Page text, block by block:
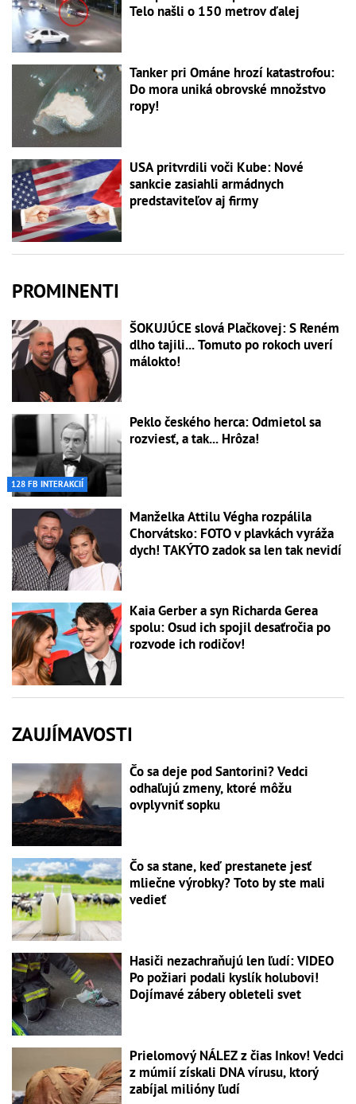
Telo našli o 150 metrov ďalej
Tanker pri Ománe hrozí katastrofou:
Do mora uniká obrovské množstvo
ropy!
USA pritvrdili voči Kube: Nové
sankcie zasiahli armádnych
predstaviteľov aj firmy
PROMINENTI
ŠOKUJÚCE slová Plačkovej: S Reném
dlho tajili... Tomuto po rokoch uverí
málokto!
128 FB INTERAKCIÍ
Peklo českého herca: Odmietol sa
rozviesť, a tak... Hrôza!
Manželka Attilu Végha rozpálila
Chorvátsko: FOTO v plavkách vyráža
dych! TAKÝTO zadok sa len tak nevidí
Kaia Gerber a syn Richarda Gerea
spolu: Osud ich spojil desaťročia po
rozvode ich rodičov!
ZAUJÍMAVOSTI
Čo sa deje pod Santorini? Vedci
odhaľujú zmeny, ktoré môžu
ovplyvniť sopku
Čo sa stane, keď prestanete jesť
mliečne výrobky? Toto by ste mali
vedieť
Hasiči nezachraňujú len ľudí: VIDEO
Po požiari podali kyslík holubovi!
Dojímavé zábery obleteli svet
Prielomový NÁLEZ z čias Inkov! Vedci
z múmií získali DNA vírusu, ktorý
zabíjal milióny ľudí